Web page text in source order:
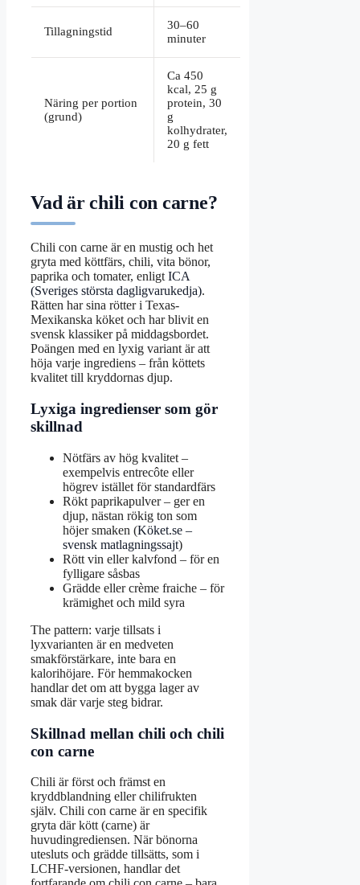
Tillagningstid
30–60
minuter
Näring per portion
(grund)
Ca 450
kcal, 25 g
protein, 30
g
kolhydrater,
20 g fett
Vad är chili con carne?
Chili con carne är en mustig och het
gryta med köttfärs, chili, vita bönor,
paprika och tomater, enligtICA
(Sveriges största dagligvarukedja).
Rätten har sina rötter i Texas-
Mexikanska köket och har blivit en
svensk klassiker på middagsbordet.
Poängen med en lyxig variant är att
höja varje ingrediens – från köttets
kvalitet till kryddornas djup.
Lyxiga ingredienser som gör
skillnad
Nötfärs av hög kvalitet –
exempelvis entrecôte eller
högrev istället för standardfärs
Rökt paprikapulver – ger en
djup, nästan rökig ton som
höjer smaken (Köket.se –
svensk matlagningssajt)
Rött vin eller kalvfond – för en
fylligare såsbas
Grädde eller crème fraiche – för
krämighet och mild syra
The pattern: varje tillsats i
lyxvarianten är en medveten
smakförstärkare, inte bara en
kalorihöjare. För hemmakocken
handlar det om att bygga lager av
smak där varje steg bidrar.
Skillnad mellan chili och chili
con carne
Chili är först och främst en
kryddblandning eller chilifrukten
själv. Chili con carne är en specifik
gryta där kött (carne) är
huvudingrediensen. När bönorna
utesluts och grädde tillsätts, som i
LCHF-versionen, handlar det